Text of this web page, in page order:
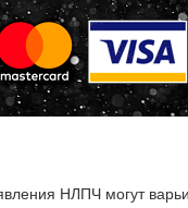
НЛПЧ могут